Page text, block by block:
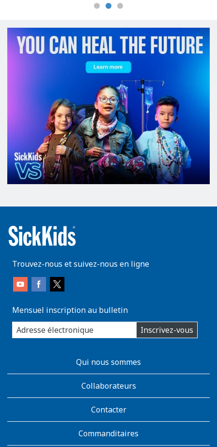
Trouvez-nous et suivez-nous en ligne
Mensuel inscription au bulletin
enter
you
email
Inscrivez-vous
AboutKidsHealthQui nous sommes
Collaborateurs
Contacter
Commanditaires